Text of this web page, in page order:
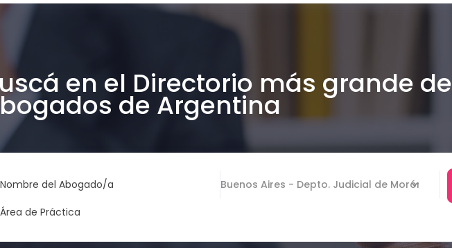
en el Directorio más grande de
de Argentina
Nombre del Abogado/a
Buenos Aires - Depto. Judicial de Morón
Área de Práctica